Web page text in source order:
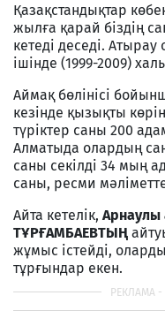
Қазақстандықтар
жылға қарай біздің
кетеді деседі.
ішінде (1999-2009)
Аймақ бөлінісі
кезінде қызықты
түріктер саны 200
Алматыда олардың
саны секілді 34 мың
саны, ресми
Айта кетелік, Арнаулы
ТҰРҒАМБАЕВТЫҢ
жұмыс істейді,
тұрғындар екен.